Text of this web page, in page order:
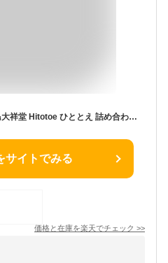
ピッコロドルチェ 9個入り 中島大祥堂 Hitotoe ひととえ 詰め合わせ セット ゼリー お菓子 洋菓子 スイーツ デザート 冷たいスイーツ フルーツ 果物 柔らかい おしゃれ かわいい 食品 お中元 ギフト 贈答 お返し お土産 菓子折り 人気 常温保存 お取り寄せスイーツ 送料無料
サイトでみる
価格と在庫を楽天でチェック >>